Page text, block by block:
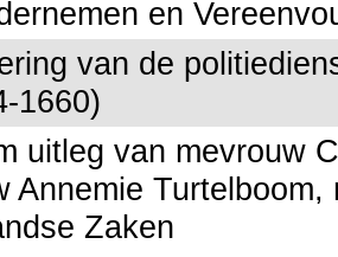
en
van de
1660)
uitleg van mevrouw
Annemie Turtelboom,
Zaken